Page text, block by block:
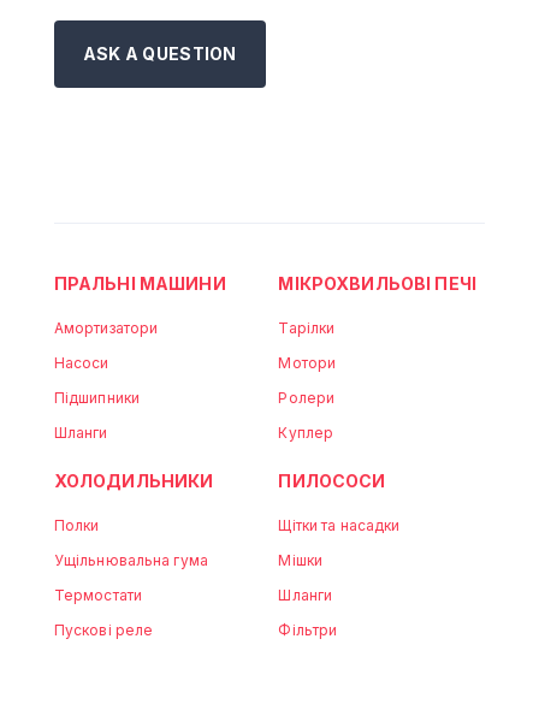
ASK A QUESTION
ПРАЛЬНІ МАШИНИ
Амортизатори
Насоси
Підшипники
Шланги
МІКРОХВИЛЬОВІ ПЕЧІ
Тарілки
Мотори
Ролери
Куплер
ХОЛОДИЛЬНИКИ
Полки
Ущільнювальна гума
Термостати
Пускові реле
ПИЛОСОСИ
Щітки та насадки
Мішки
Шланги
Фільтри